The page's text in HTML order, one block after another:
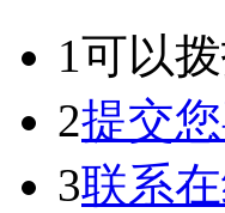
1可以
2提交
3联系